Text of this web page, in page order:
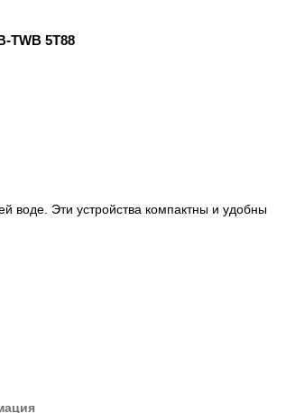
воде. Эти устройства компактны и удобны
TWB 5T88